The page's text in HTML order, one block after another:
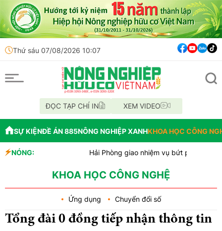
Thứ sáu 07/08/2026 10:07
ĐỌC TẠP CHÍ IN XEM VIDEO
SỰ KIỆNĐỀ ÁN 885NÔNG NGHIỆP XANHKHOA HỌC CÔNG
NÓNG:
Hải Phòng giao nhiệm vụ bứt phá GRDP 13%
Cảnh báo canh tác cần sa làm thay đổi môi
KHOA HỌC CÔNG NGHỆ
Ứng dụng Chuyển đổi số
Tổng đài 0 đồng tiếp nhận thông tin